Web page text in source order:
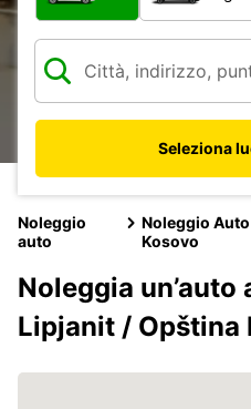
Seleziona
Noleggio
auto
Noleggio Auto
Kosovo
Noleggia un’auto
Lipjanit / Opština